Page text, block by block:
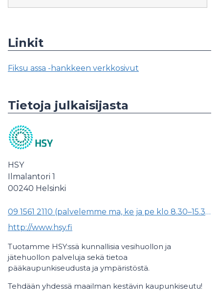
Linkit
Fiksu assa -hankkeen verkkosivut
Tietoja julkaisijasta
HSY
Ilmalantori 1
00240 Helsinki
09 1561 2110 (palvelemme ma, ke ja pe klo 8.30–15.30, ti klo 8.30–11.00 sekä to klo 13.00–15.30)
http://www.hsy.fi
Tuotamme HSY:ssä kunnallisia vesihuollon ja
jätehuollon palveluja sekä tietoa
pääkaupunkiseudusta ja ympäristöstä.
Tehdään yhdessä maailman kestävin kaupunkiseutu!